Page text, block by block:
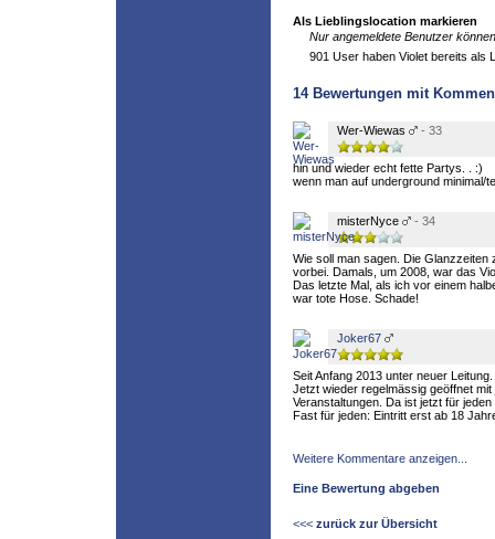
Als Lieblingslocation markieren
Nur angemeldete Benutzer
901 User haben Violet bereits als
14Bewertungen mit
Wer-Wiewas - 33
hin und wieder echt fette Partys. . :)
wenn man auf underground minimal/
misterNyce - 34
Wie soll man sagen. Die Glanzzeiten
vorbei. Damals, um 2008, war das
Das letzte Mal, als ich vor einem
war tote Hose. Schade!
Joker67
Seit Anfang 2013 unter neuer Leitung.
Jetzt wieder regelmässig geöffnet mit
Veranstaltungen. Da ist jetzt für
Fast für jeden: Eintritt erst ab 18
Weitere Kommentare anzeigen...
Eine Bewertung abgeben
<<< zurück zur Übersicht